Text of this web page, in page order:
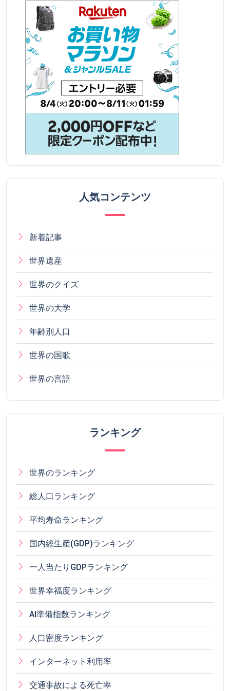
人気コンテンツ
新着記事
世界遺産
世界のクイズ
世界の大学
年齢別人口
世界の国歌
世界の言語
ランキング
世界のランキング
総人口ランキング
平均寿命ランキング
国内総生産(GDP)ランキング
一人当たりGDPランキング
世界幸福度ランキング
AI準備指数ランキング
人口密度ランキング
インターネット利用率
交通事故による死亡率